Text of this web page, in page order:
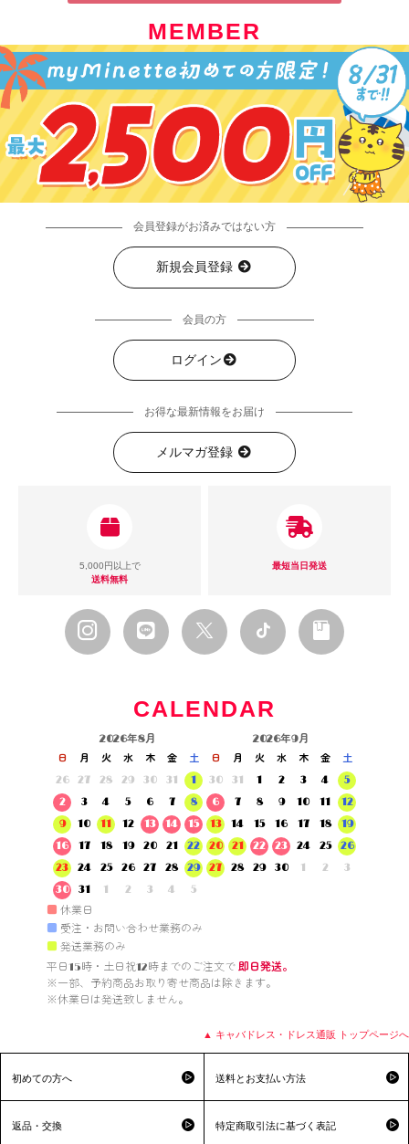
MEMBER
会員登録がお済みではない方
新規会員登録
会員の方
ログイン
お得な最新情報をお届け
メルマガ登録
5,000円以上で
送料無料
最短当日発送
CALENDAR
2026年8月
日 月 火 水 木 金
土
26
27 28 29 30 31
1
2
3 4 5 6 7
8
9
10 11 12 13 14
15
16
17 18 19 20 21
22
23
24 25 26 27 28
29
30
31 1 2 3 4 5
2026年9月
日 月 火 水 木 金
土
30
31 1 2 3 4
5
6
7 8 9 10 11
12
13
14 15 16 17 18
19
20
21 22 23 24 25
26
27
28 29 30 1 2 3
■ 休業日
■ 受注・お問い合わせ業務のみ
■ 発送業務のみ
平日15時・土日祝12時までのご注文で 即日発送。
※一部、予約商品お取り寄せ商品は除きます。
※休業日は発送致しません。
▲ キャバドレス・ドレス通販 トップページへ
初めての方へ 送料とお支払い方法
返品・交換 特定商取引法に基づく表記